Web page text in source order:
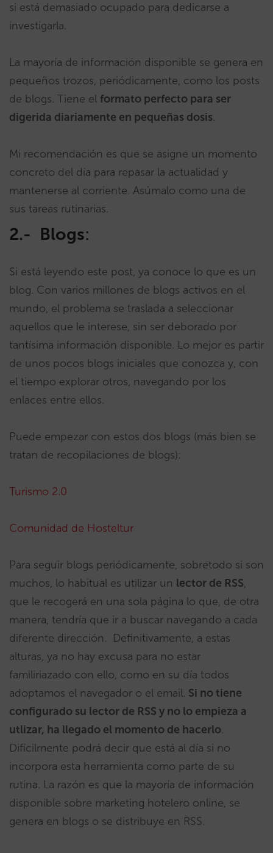
si está demasiado ocupado para dedicarse a
investigarla.
La mayoría de información disponible se genera en
pequeños trozos, periódicamente, como los posts
de blogs. Tiene el formato perfecto para ser
digerida diariamente en pequeñas dosis.
Mi recomendación es que se asigne un momento
concreto del día para repasar la actualidad y
mantenerse al corriente. Asúmalo como una de
sus tareas rutinarias.
2.- Blogs:
Si está leyendo este post, ya conoce lo que es un
blog. Con varios millones de blogs activos en el
mundo, el problema se traslada a seleccionar
aquellos que le interese, sin ser deborado por
tantísima información disponible. Lo mejor es partir
de unos pocos blogs iniciales que conozca y, con
el tiempo explorar otros, navegando por los
enlaces entre ellos.
Puede empezar con estos dos blogs (más bien se
tratan de recopilaciones de blogs):
Turismo 2.0
Comunidad de Hosteltur
Para seguir blogs periódicamente, sobretodo si son
muchos, lo habitual es utilizar un lector de RSS,
que le recogerá en una sola página lo que, de otra
manera, tendría que ir a buscar navegando a cada
diferente dirección. Definitivamente, a estas
alturas, ya no hay excusa para no estar
familiriazado con ello, como en su día todos
adoptamos el navegador o el email. Si no tiene
configurado su lector de RSS y no lo empieza a
utlizar, ha llegado el momento de hacerlo.
Difícilmente podrá decir que está al día si no
incorpora esta herramienta como parte de su
rutina. La razón es que la mayoría de información
disponible sobre marketing hotelero online, se
genera en blogs o se distribuye en RSS.